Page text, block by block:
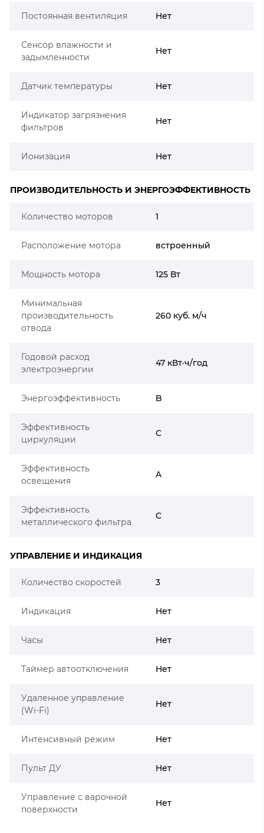
Постоянная вентиляция Нет
Сенсор влажности и
задымленности
Нет
Датчик температуры Нет
Индикатор загрязнения
фильтров
Нет
Ионизация Нет
ПРОИЗВОДИТЕЛЬНОСТЬ И ЭНЕРГОЭФФЕКТИВНОСТЬ
Количество моторов 1
Расположение мотора встроенный
Мощность мотора 125 Вт
Минимальная
производительность
отвода
260 куб. м/ч
Годовой расход
электроэнергии
47 кВт·ч/год
Энергоэффективность B
Эффективность
циркуляции
C
Эффективность
освещения
A
Эффективность
металлического фильтра
C
УПРАВЛЕНИЕ И ИНДИКАЦИЯ
Количество скоростей 3
Индикация Нет
Часы Нет
Таймер автоотключения Нет
Удаленное управление
(Wi-Fi)
Нет
Интенсивный режим Нет
Пульт ДУ Нет
Управление с варочной
поверхности
Нет